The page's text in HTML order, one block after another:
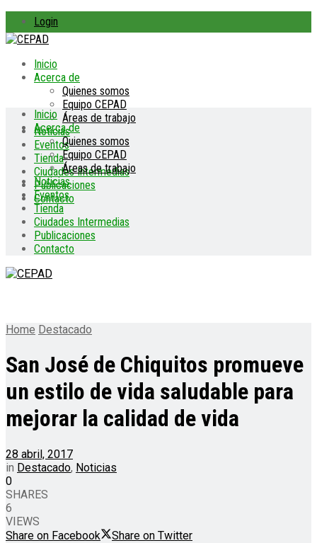
Login
Inicio
Acerca de
Quienes somos
Equipo CEPAD
Áreas de trabajo
Noticias
Eventos
Tienda
Ciudades Intermedias
Publicaciones
Contacto
Inicio
Acerca de
Quienes somos
Equipo CEPAD
Áreas de trabajo
Noticias
Eventos
Tienda
Ciudades Intermedias
Publicaciones
Contacto
Home Destacado
San José de Chiquitos promueve
un estilo de vida saludable para
mejorar la calidad de vida
28 abril, 2017
in Destacado, Noticias
0
SHARES
6
VIEWS
Share on Facebook
Share on Twitter